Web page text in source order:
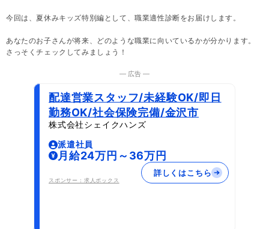
今回は、夏休みキッズ特別編として、職業適性診断をお届けします。
あなたのお子さんが将来、どのような職業に向いているかが分かります。
さっそくチェックしてみましょう！
― 広告 ―
配達営業スタッフ/未経験OK/即日
勤務OK/社会保険完備/金沢市
株式会社シェイクハンズ
派遣社員
月給24万円～36万円
スポンサー：求人ボックス
詳しくはこちら